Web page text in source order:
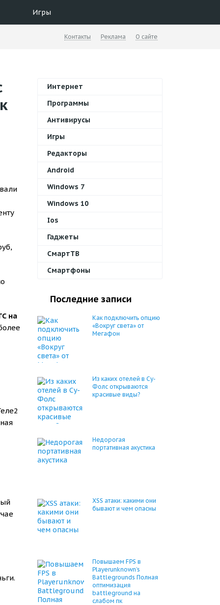
Игры
Контакты Реклама О сайте
на
Интернет
Программы
Антивирусы
Игры
Редакторы
Android
Windows 7
Windows 10
Ios
Гаджеты
СмартТВ
Смартфоны
Последние записи
Как подключить опцию
«Вокруг света» от
Мегафон
Из каких отелей в Су-
Фолс открываются
красивые виды?
Недорогая
портативная акустика
XSS атаки: какими они
бывают и чем опасны
Повышаем FPS в
Playerunknown’s
Battlegrounds Полная
оптимизация
battleground на
слабом пк